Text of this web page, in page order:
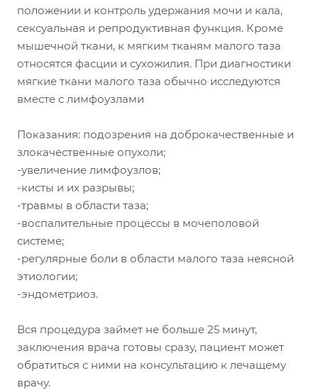
положении и контроль удержания мочи и кала,
сексуальная и репродуктивная функция. Кроме
мышечной ткани, к мягким тканям малого таза
относятся фасции и сухожилия. При диагностики
мягкие ткани малого таза обычно исследуются
вместе с лимфоузлами
Показания: подозрения на доброкачественные и
злокачественные опухоли;
-увеличение лимфоузлов;
-кисты и их разрывы;
-травмы в области таза;
-воспалительные процессы в мочеполовой
системе;
-регулярные боли в области малого таза неясной
этиологии;
-эндометриоз.
Вся процедура займет не больше 25 минут,
заключения врача готовы сразу, пациент может
обратиться с ними на консультацию к лечащему
врачу.